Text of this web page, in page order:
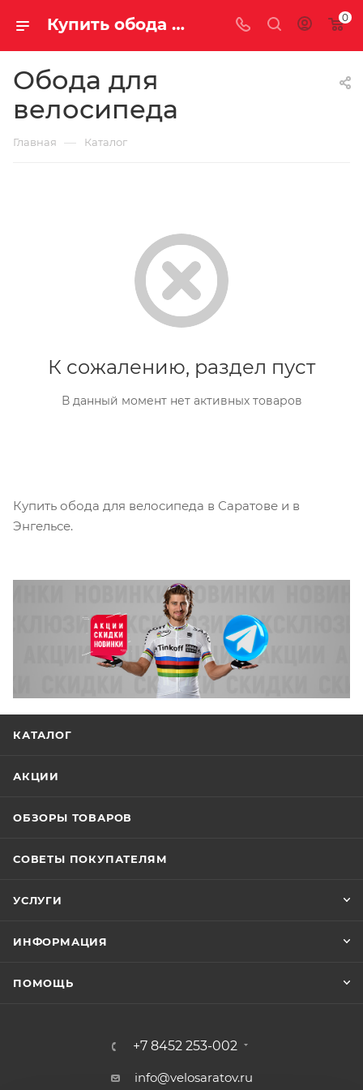
Купить обода для велосипеда в Саратове и Энгельсе 0
Обода для
велосипеда
Главная — Каталог
К сожалению, раздел пуст
В данный момент нет активных товаров
Купить обода для велосипеда в Саратове и в
Энгельсе.
КАТАЛОГ
АКЦИИ
ОБЗОРЫ ТОВАРОВ
СОВЕТЫ ПОКУПАТЕЛЯМ
УСЛУГИ
ИНФОРМАЦИЯ
ПОМОЩЬ
+7 8452 253-002
info@velosaratov.ru